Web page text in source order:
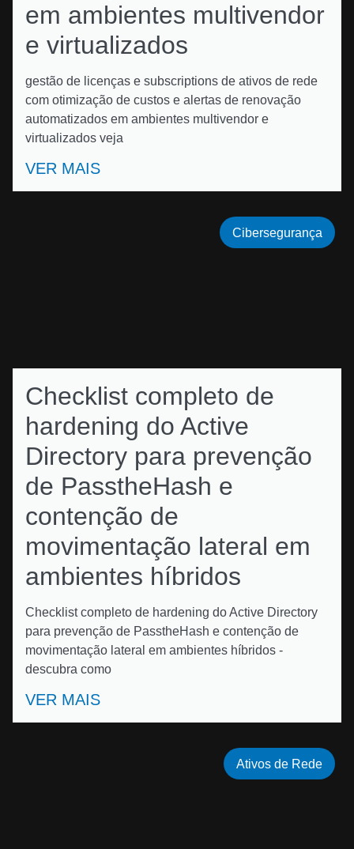
em ambientes multivendor
e virtualizados
gestão de licenças e subscriptions de ativos de rede
com otimização de custos e alertas de renovação
automatizados em ambientes multivendor e
virtualizados veja
VER MAIS
Checklist completo de
hardening do Active
Directory para prevenção
de PasstheHash e
contenção de
movimentação lateral em
ambientes híbridos
Checklist completo de hardening do Active Directory
para prevenção de PasstheHash e contenção de
movimentação lateral em ambientes híbridos -
descubra como
VER MAIS
Cibersegurança
Ativos de Rede